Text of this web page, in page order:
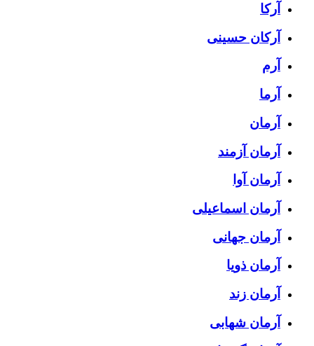
آرکا
آرکان حسینی
آرم
آرما
آرمان
آرمان آزمند
آرمان آوا
آرمان اسماعیلی
آرمان جهانی
آرمان ذویا
آرمان زند
آرمان شهابی